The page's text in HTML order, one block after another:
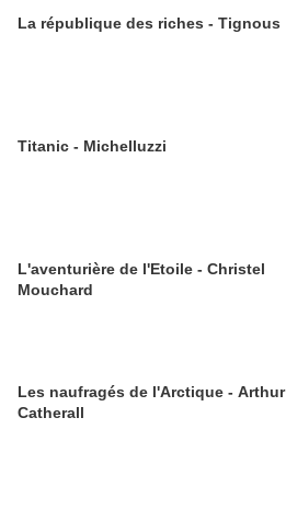
La république des riches - Tignous
Titanic - Michelluzzi
L'aventurière de l'Etoile - Christel
Mouchard
Les naufragés de l'Arctique - Arthur
Catherall